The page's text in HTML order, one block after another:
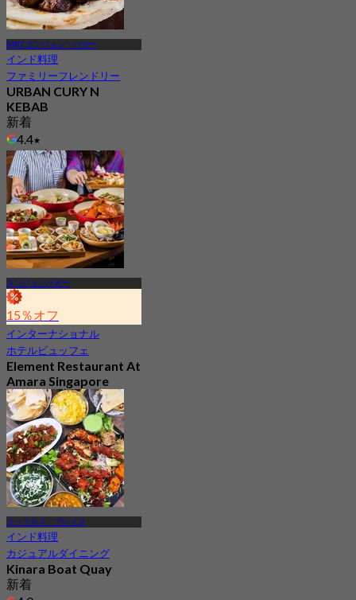
MRT タンジョン・パガー
インド料理
ファミリーフレンドリー
URBAN CURY N
KEBAB
新着
4.4
からS$ 17.5
タンジョンパガー
15％オフ
インターナショナル
ホテルビュッフェ
Element Restaurant At
Amara Singapore
Hotel
新着
4.1
からS$ 69.3
ラッフルズ・プレイス
インド料理
カジュアルダイニング
Kinara Boat Quay
新着